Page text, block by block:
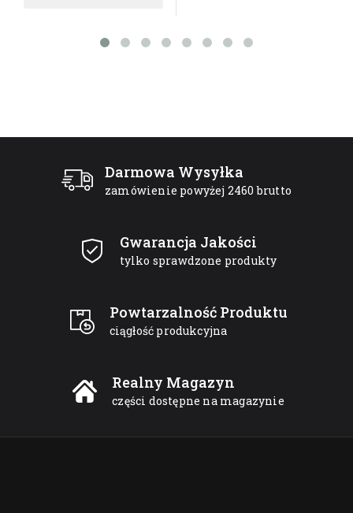
Darmowa Wysyłka
zamówienie powyżej 2460 brutto
Gwarancja Jakości
tylko sprawdzone produkty
Powtarzalność Produktu
ciągłość produkcyjna
Realny Magazyn
części dostępne na magazynie